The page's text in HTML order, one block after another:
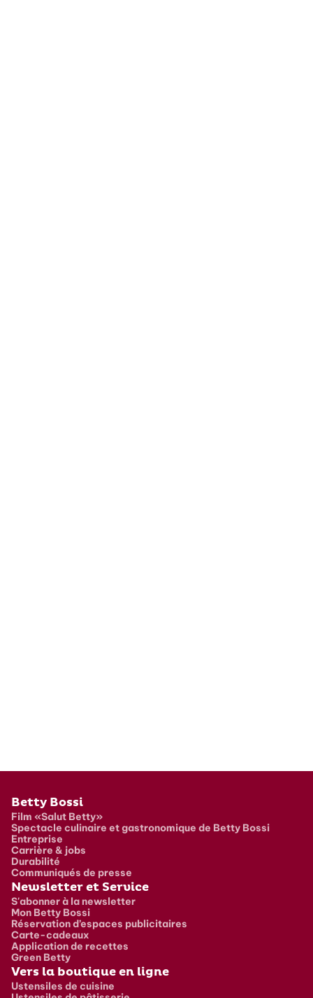
Pied de page
Betty Bossi
Film «Salut Betty»
Spectacle culinaire et gastronomique de Betty Bossi
Entreprise
Carrière & jobs
Durabilité
Communiqués de presse
Newsletter et Service
S'abonner à la newsletter
Mon Betty Bossi
Réservation d’espaces publicitaires
Carte-cadeaux
Application de recettes
Green Betty
Vers la boutique en ligne
Ustensiles de cuisine